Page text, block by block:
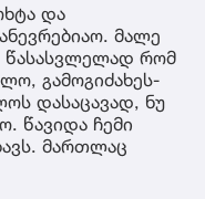
და
მალე
წასასვლელად რომ
გამოგიძახეს-
დასაცავად, ნუ
წავიდა ჩემი
მართლაც